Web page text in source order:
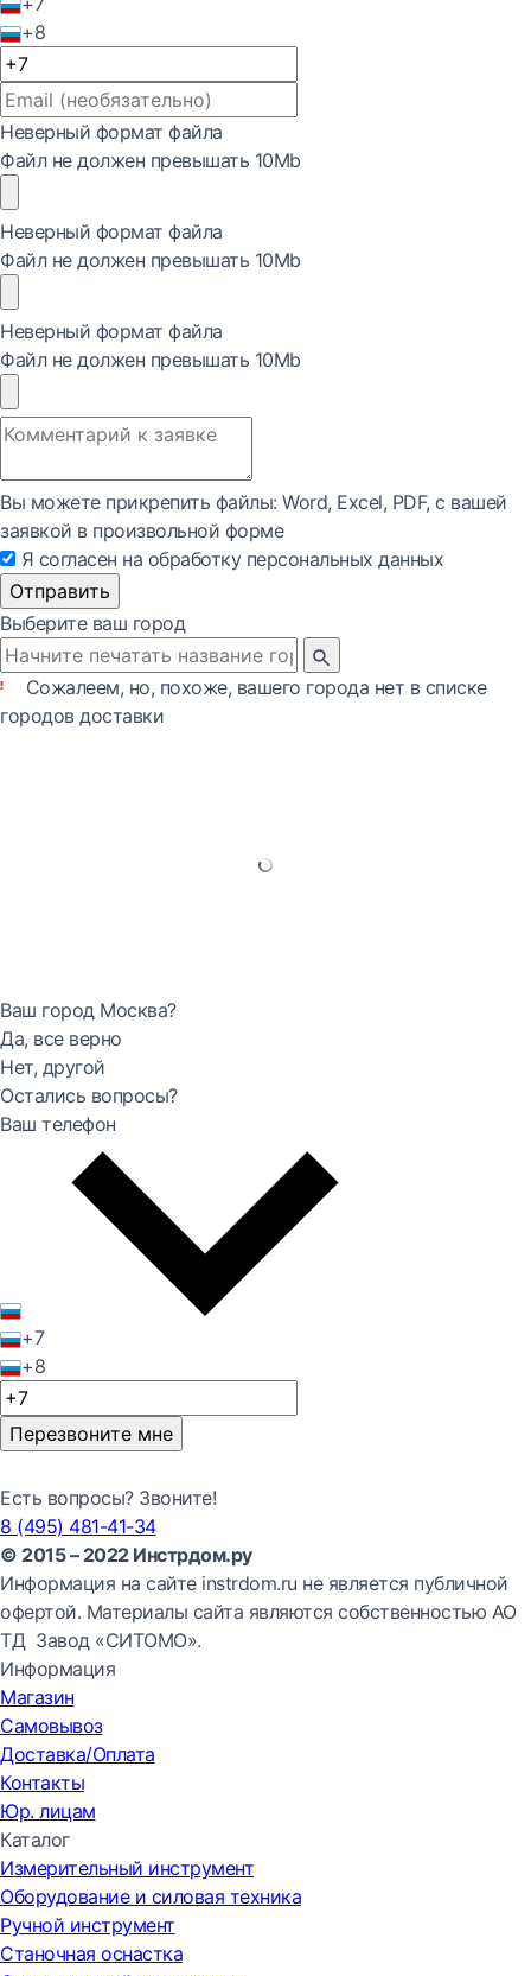
+8
Неверный формат файла
Файл не должен превышать 10Mb
Неверный формат файла
Файл не должен превышать 10Mb
Неверный формат файла
Файл не должен превышать 10Mb
Вы можете прикрепить файлы: Word, Exсel, PDF, с вашей
заявкой в произвольной форме
Я согласен на обработку персональных данных
Отправить
Выберите ваш город
Сожалеем, но, похоже, вашего города нет в списке
городов доставки
Ваш город Москва?
Да, все верно
Нет, другой
Остались вопросы?
Ваш телефон
+7
+8
Перезвоните мне
Есть вопросы? Звоните!
8 (495) 481-41-34
© 2015 – 2022 Инстрдом.ру
Информация на сайте instrdom.ru не является публичной
офертой. Материалы сайта являются собственностью АО
ТД Завод «СИТОМО».
Информация
Магазин
Самовывоз
Доставка/Оплата
Контакты
Юр. лицам
Каталог
Измерительный инструмент
Оборудование и силовая техника
Ручной инструмент
Станочная оснастка